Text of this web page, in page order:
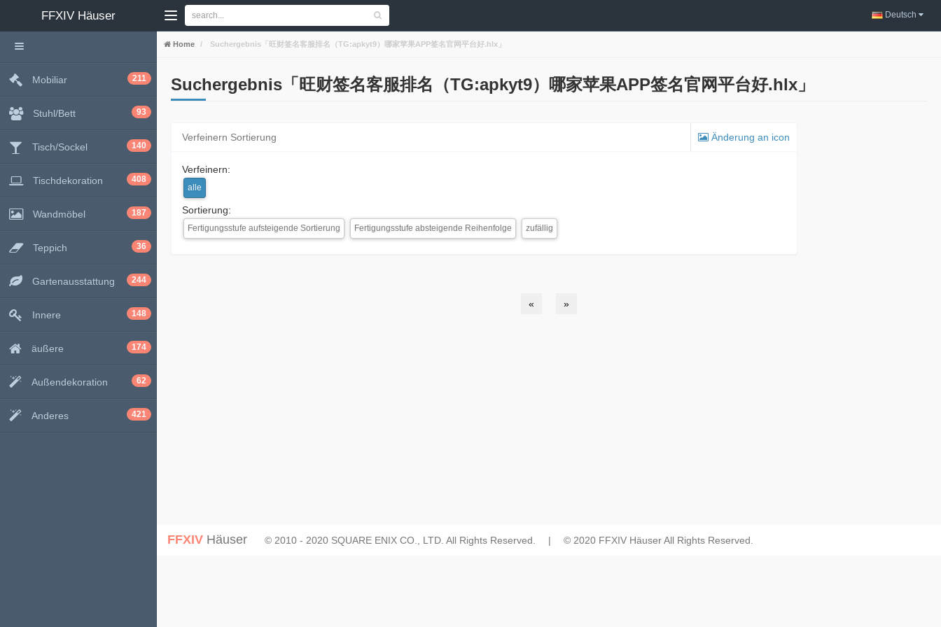
FFXIV Häuser Deutsch
Home Suchergebnis「旺财签名客服排名（TG:apkyt9）哪家苹果APP签名官网平台好.hlx」
Suchergebnis「旺财签名客服排名（TG:apkyt9）哪家苹果APP签名官网平台好.hlx」
Verfeinern Sortierung Änderung an icon
Verfeinern:
alle
Sortierung:
Fertigungsstufe aufsteigende Sortierung Fertigungsstufe absteigende Reihenfolge zufällig
« »
Mobiliar 211
Stuhl/Bett 93
Tisch/Sockel 140
Tischdekoration 408
Wandmöbel 187
Teppich 36
Gartenausstattung 244
Innere 148
äußere 174
Außendekoration 62
Anderes 421
FFXIV Häuser © 2010 - 2020 SQUARE ENIX CO., LTD. All Rights Reserved. | © 2020 FFXIV Häuser All Rights Reserved.